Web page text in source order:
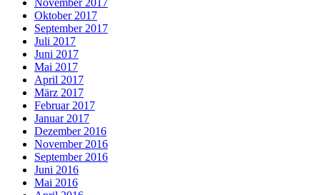
Oktober 2017
September 2017
Juli 2017
Juni 2017
Mai 2017
April 2017
März 2017
Februar 2017
Januar 2017
Dezember 2016
November 2016
September 2016
Juni 2016
Mai 2016